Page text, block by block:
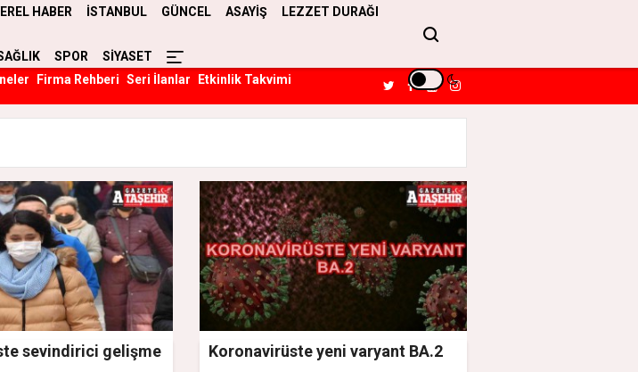
HABER İSTANBUL GÜNCEL ASAYİŞ LEZZET DURAĞI
SPOR
SİYASET
Firma Rehberi Seri İlanlar
Etkinlik Takvimi
sevindirici gelişme Koronavirüste yeni varyant BA.2